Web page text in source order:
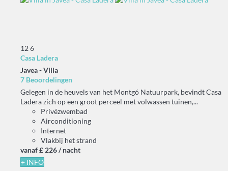
126
Casa Ladera
Javea -Villa
7 Beoordelingen
Gelegen in de heuvels van het Montgó Natuurpark, bevindt Casa
Ladera zich op een groot perceel met volwassen tuinen,...
Privézwembad
Airconditioning
Internet
Vlakbij het strand
vanaf£ 226/ nacht
+ INFO